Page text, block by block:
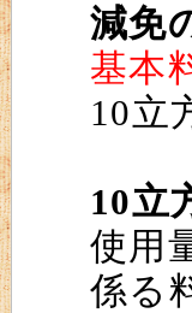
減免
基本
10立
10立
使用
係る